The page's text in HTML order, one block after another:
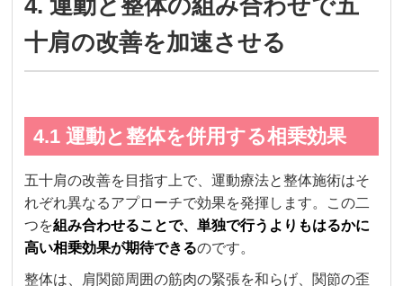
十肩の改善を加速させる
4.1 運動と整体を併用する相乗効果
五十肩の改善を目指す上で、運動療法と整体施術はそ
れぞれ異なるアプローチで効果を発揮します。この二
つを組み合わせることで、単独で行うよりもはるかに
高い相乗効果が期待できるのです。
整体は、肩関節周囲の筋肉の緊張を和らげ、関節の歪